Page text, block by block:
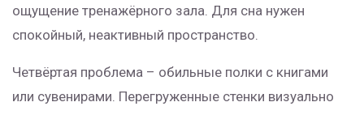
ощущение тренажёрного зала. Для сна нужен
спокойный, неактивный пространство.
Четвёртая проблема – обильные полки с книгами
или сувенирами. Перегруженные стенки визуально